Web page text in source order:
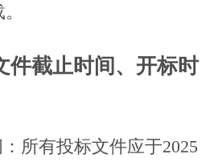
件截止时间、开标时
所有投标文件应于2025